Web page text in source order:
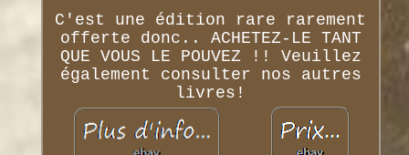
C'est une édition rare rarement
offerte donc.. ACHETEZ-LE TANT
QUE VOUS LE POUVEZ !! Veuillez
également consulter nos autres
livres!